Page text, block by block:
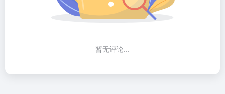
暂无评论...